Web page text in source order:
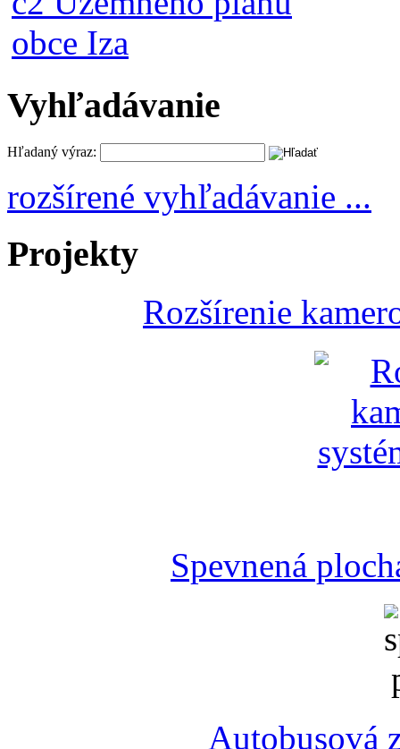
Vyhľadávanie
Hľadaný výraz:
rozšírené vyhľadávanie ...
Projekty
Rozšírenie
Spevnená
Autobusová